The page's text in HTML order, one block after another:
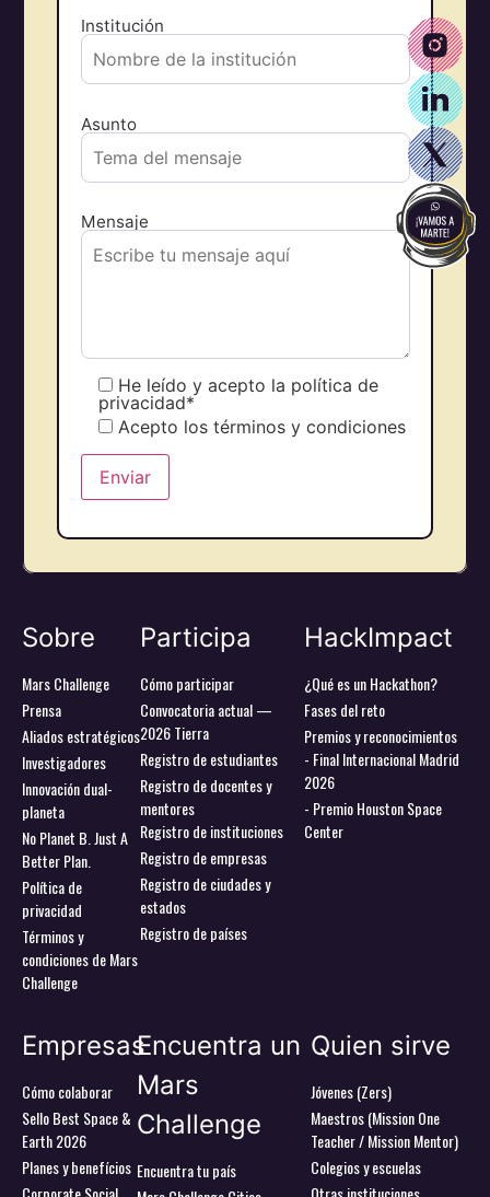
Sobre
Mars Challenge
Prensa
Aliados estratégicos
Investigadores
Innovación dual-
planeta
No Planet B. Just A
Better Plan.
Política de
privacidad
Términos y
condiciones de Mars
Challenge
Participa
Cómo participar
Convocatoria actual —
2026 Tierra
Registro de estudiantes
Registro de docentes y
mentores
Registro de instituciones
Registro de empresas
Registro de ciudades y
estados
Registro de países
HackImpact
¿Qué es un Hackathon?
Fases del reto
Premios y reconocimientos
- Final Internacional Madrid
2026
- Premio Houston Space
Center
Empresas
Cómo colaborar
Sello Best Space &
Earth 2026
Planes y benefícios
Encuentra un
Mars
Challenge
Encuentra tu país
Quien sirve
Jóvenes (Zers)
Maestros (Mission One
Teacher / Mission Mentor)
Colegios y escuelas
Institución
Asunto
Mensaje
He leído y acepto la política de
privacidad*
Acepto los términos y condiciones